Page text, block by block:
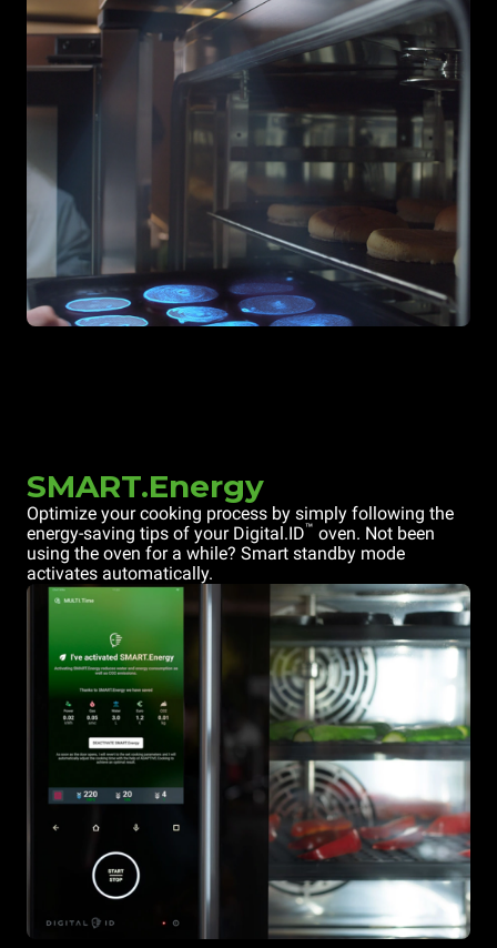
SMART.Energy
Optimize your cooking process by simply following the
energy-saving tips of your Digital.ID™ oven. Not been
using the oven for a while? Smart standby mode
activates automatically.